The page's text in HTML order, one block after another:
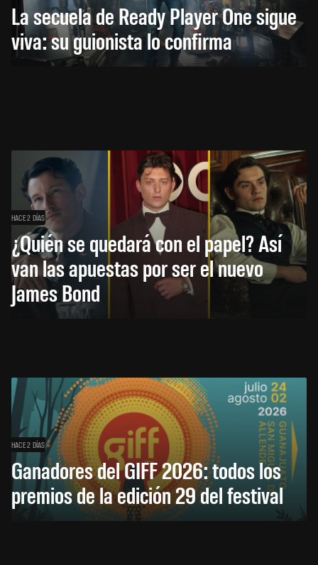
La secuela de Ready Player One sigue
viva: su guionista lo confirma
HACE 2 DÍAS
¿Quién se quedará con el papel? Así
van las apuestas por ser el nuevo
James Bond
HACE 2 DÍAS
Ganadores del GIFF 2026: todos los
premios de la edición 29 del festival